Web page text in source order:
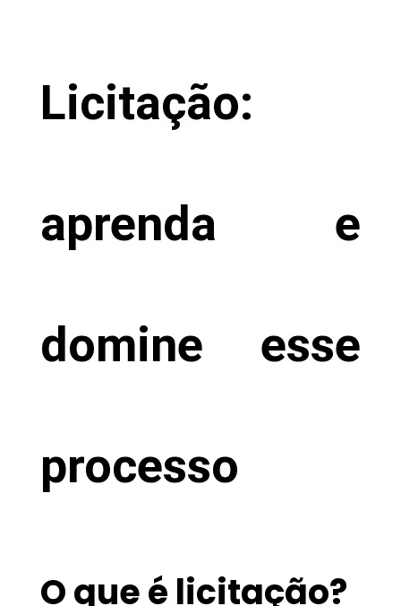
Licitação:
aprenda e
domine esse
processo
O que é licitação?